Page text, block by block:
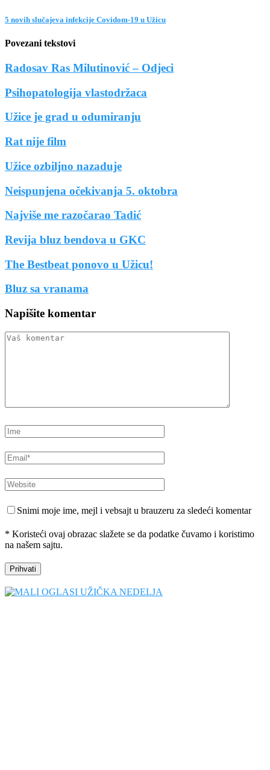
5 novih slučajeva infekcije Covidom-19 u Užicu
Povezani tekstovi
Radosav Ras Milutinović – Odjeci
Psihopatologija vlastodržaca
Užice je grad u odumiranju
Rat nije film
Užice ozbiljno nazaduje
Neispunjena očekivanja 5. oktobra
Najviše me razočarao Tadić
Revija bluz bendova u GKC
The Bestbeat ponovo u Užicu!
Bluz sa vranama
Napišite komentar
Snimi moje ime, mejl i vebsajt u brauzeru za sledeći komentar
* Koristeći ovaj obrazac slažete se da podatke čuvamo i koristimo
na našem sajtu.